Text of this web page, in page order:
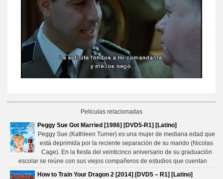
Peliculas relacionadas
Peggy Sue Got Married [1986] [DVD5-R1] [Latino]
Peggy Sue (Kathleen Turner) es una mujer de mediana edad que
está deprimida por la reciente separación de su marido (Nicolas
Cage). En la fiesta del veinticinco aniversario de su graduación
escolar se reúne con sus viejos compañeros de estudios que cuentan
How to Train Your Dragon 2 [2014] [DVD5 – R1] [Latino]